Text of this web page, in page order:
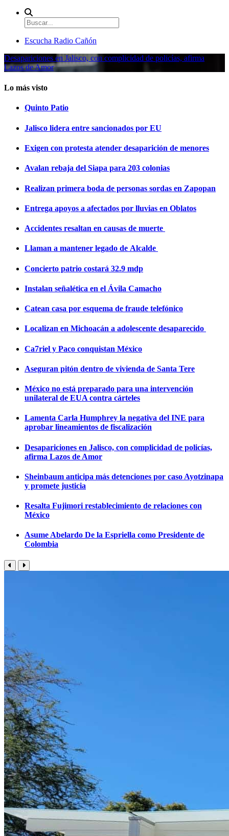
Escucha Radio Cañón
Desapariciones en Jalisco, con complicidad de policías, afirma
Lazos de Amor
Lo más visto
Quinto Patio
Jalisco lidera entre sancionados por EU
Exigen con protesta atender desaparición de menores
Avalan rebaja del Siapa para 203 colonias
Realizan primera boda de personas sordas en Zapopan
Entrega apoyos a afectados por lluvias en Oblatos
Accidentes resaltan en causas de muerte
Llaman a mantener legado de Alcalde
Concierto patrio costará 32.9 mdp
Instalan señalética en el Ávila Camacho
Catean casa por esquema de fraude telefónico
Localizan en Michoacán a adolescente desaparecido
Ca7riel y Paco conquistan México
Aseguran pitón dentro de vivienda de Santa Tere
México no está preparado para una intervención
unilateral de EUA contra cárteles
Lamenta Carla Humphrey la negativa del INE para
aprobar lineamientos de fiscalización
Desapariciones en Jalisco, con complicidad de policías,
afirma Lazos de Amor
Sheinbaum anticipa más detenciones por caso Ayotzinapa
y promete justicia
Resalta Fujimori restablecimiento de relaciones con
México
Asume Abelardo De la Espriella como Presidente de
Colombia